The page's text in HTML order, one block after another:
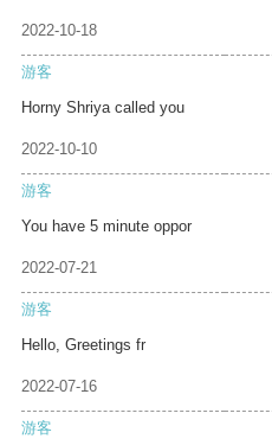
2022-10-18
游客
Horny Shriya called you
2022-10-10
游客
You have 5 minute oppor
2022-07-21
游客
Hello, Greetings fr
2022-07-16
游客